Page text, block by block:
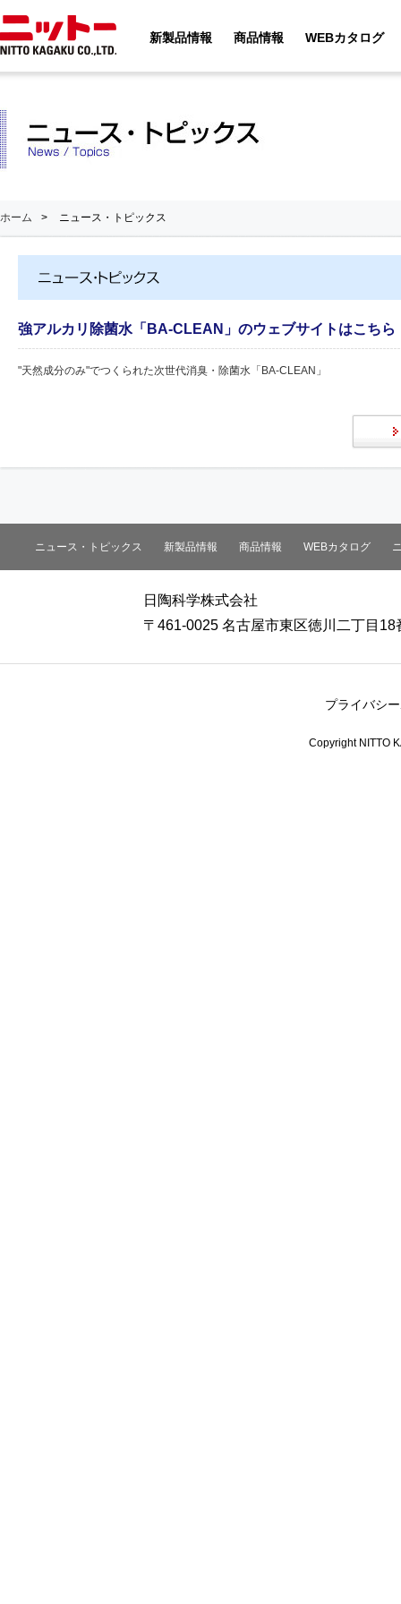
新製品情報 商品情報 WEBカタログ
ホーム > ニュース・トピックス
強アルカリ除菌水「BA-CLEAN」のウェブサイトはこちら
"天然成分のみ"でつくられた次世代消臭・除菌水「BA-CLEAN」
ニュース・トピックス 新製品情報 商品情報 WEBカタログ
日陶科学株式会社
〒461-0025 名古屋市東区徳川二丁目18
プライバシ
Copyright NITTO